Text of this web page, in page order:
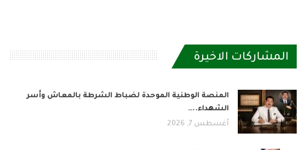
المشاركات الاخيرة
المنصة الوطنية الموحدة لضباط الشرطة بالمعاش وأسر
الشهداء..…
أغسطس 7, 2026